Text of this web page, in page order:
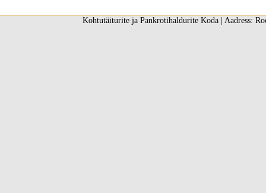
Kohtutäiturite ja Pankrotihaldurite Koda | Aadress: